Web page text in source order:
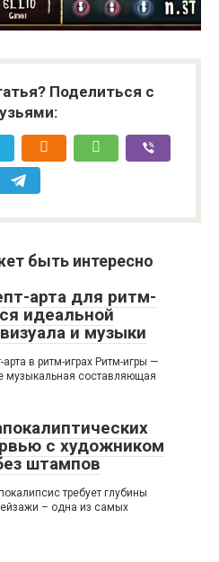
Поделиться с
быть интересно
арта для ритм-
идеальной
и музыки
в ритм-играх Ритм-игры —
музыкальная составляющая
с художником
штампов
требует глубины
– одна из самых